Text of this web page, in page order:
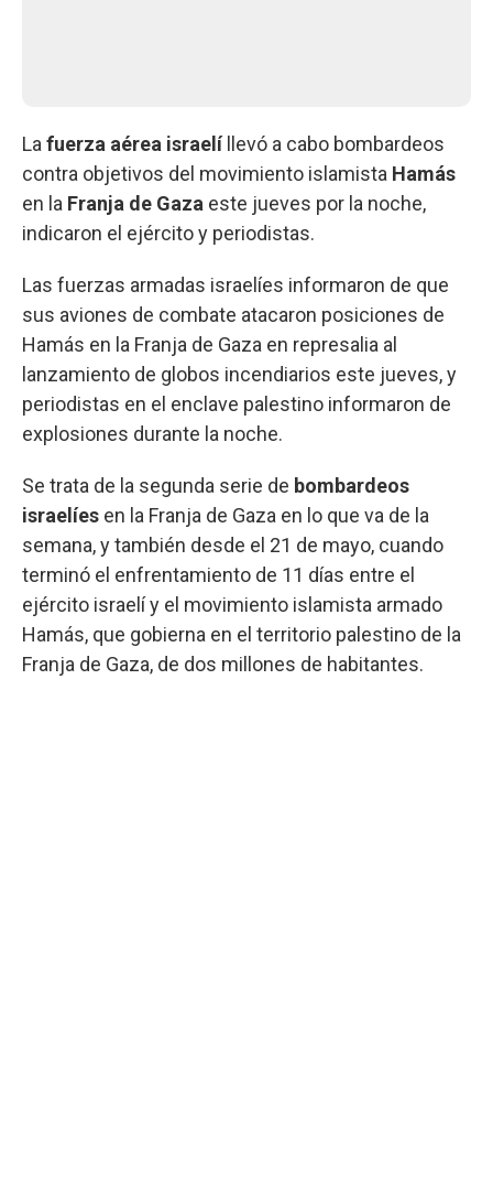
La fuerza aérea israelíllevó a cabo bombardeos
contra objetivos del movimiento islamista Hamás
en la Franja de Gaza este jueves por la noche,
indicaron el ejército y periodistas.
Las fuerzas armadas israelíes informaron de que
sus aviones de combate atacaron posiciones de
Hamás en la Franja de Gaza en represalia al
lanzamiento de globos incendiarios este jueves, y
periodistas en el enclave palestino informaron de
explosiones durante la noche.
Se trata de la segunda serie de bombardeos
israelíes en la Franja de Gaza en lo que va de la
semana, y también desde el 21 de mayo, cuando
terminó el enfrentamiento de 11 días entre el
ejército israelí y el movimiento islamista armado
Hamás, que gobierna en el territorio palestino de la
Franja de Gaza, de dos millones de habitantes.